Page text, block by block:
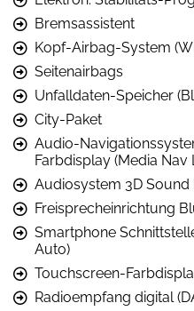
Bremsassistent
Kopf-Airbag-System
Seitenairbags
Unfalldaten-Speicher
City-Paket
Audio-
Farbdisplay (Media Nav
Audiosystem 3D
Freisprecheinrichtung
Smartphone
Auto)
Touchscreen-
Radioempfang digital